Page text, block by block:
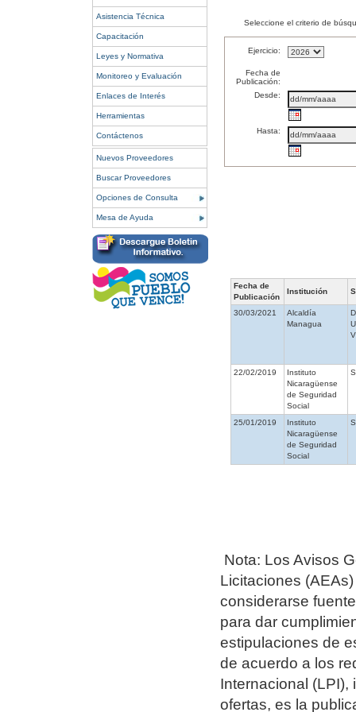
Asistencia Técnica
Capacitación
Leyes y Normativa
Monitoreo y Evaluación
Enlaces de Interés
Herramientas
Contáctenos
Nuevos Proveedores
Buscar Proveedores
Opciones de Consulta
Mesa de Ayuda
Seleccione el criterio de
Ejercicio:
Fecha de
Publicación:
Desde:
Hasta:
Fecha de
Publicación
Institución
30/03/2021
Alcaldía
Managua
22/02/2019
Instituto
Nicaragüense
de Seguridad
Social
25/01/2019
Instituto
Nicaragüense
de Seguridad
Social
Nota: Los Avisos
Licitaciones
considerarse
para dar
estipulaciones de
de acuerdo a los
Internacional
ofertas, es la